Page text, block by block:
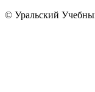
© Уральский